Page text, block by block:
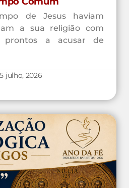
de Jesus haviam
a sua religião com
prontos a acusar de
5 julho, 2026